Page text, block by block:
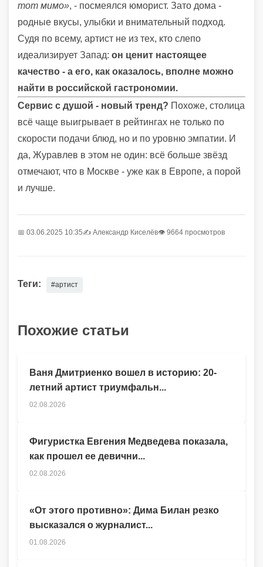
тот мимо», - посмеялся юморист. Зато дома -
родные вкусы, улыбки и внимательный подход.
Судя по всему, артист не из тех, кто слепо
идеализирует Запад: он ценит настоящее
качество - а его, как оказалось, вполне можно
найти в российской гастрономии.
Сервис с душой - новый тренд? Похоже, столица
всё чаще выигрывает в рейтингах не только по
скорости подачи блюд, но и по уровню эмпатии. И
да, Журавлев в этом не один: всё больше звёзд
отмечают, что в Москве - уже как в Европе, а порой
и лучше.
📅 03.06.2025 10:35✍️ Александр Киселёв👁 9664 просмотров
Теги: #артист
Похожие статьи
Ваня Дмитриенко вошел в историю: 20-
летний артист триумфальн...
02.08.2026
Фигуристка Евгения Медведева показала,
как прошел ее девични...
02.08.2026
«От этого противно»: Дима Билан резко
высказался о журналист...
01.08.2026